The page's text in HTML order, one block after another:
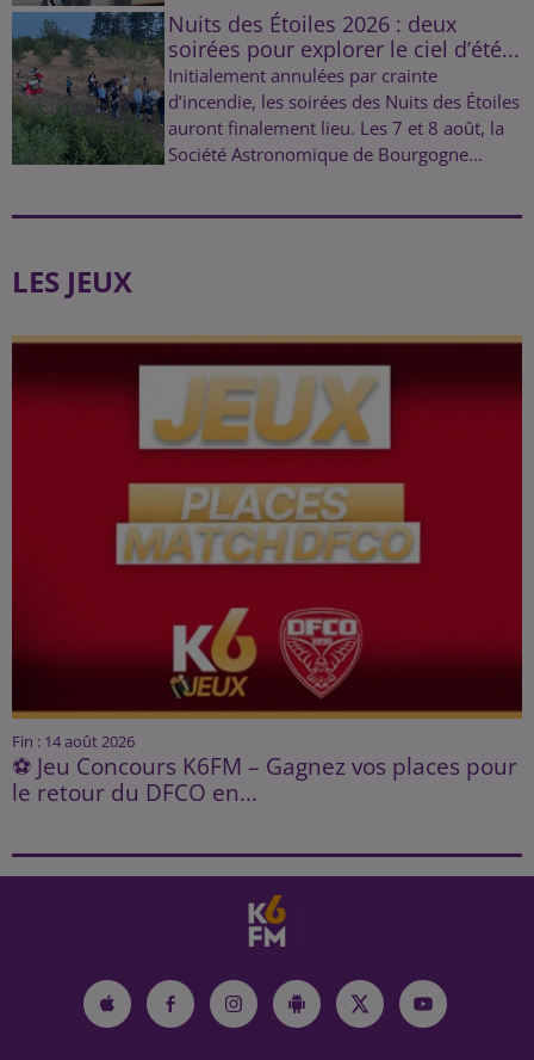
Nuits des Étoiles 2026 : deux
soirées pour explorer le ciel d’été...
Initialement annulées par crainte
d’incendie, les soirées des Nuits des Étoiles
auront finalement lieu. Les 7 et 8 août, la
Société Astronomique de Bourgogne...
LES JEUX
Fin : 14 août 2026
⚽ Jeu Concours K6FM – Gagnez vos places pour
le retour du DFCO en...